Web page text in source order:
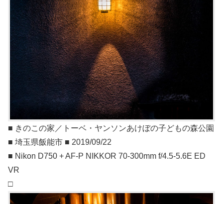
■ きのこの家／トーベ・ヤンソンあけぼの子どもの森公園
■ 埼玉県飯能市 ■ 2019/09/22
■ Nikon D750 + AF-P NIKKOR 70-300mm f/4.5-5.6E ED
VR
□